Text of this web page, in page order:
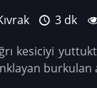
3 dk
kesiciyi